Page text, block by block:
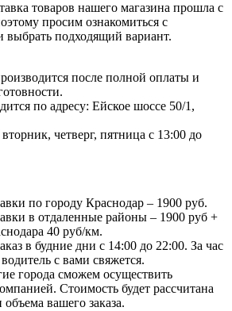
товаров нашего магазина прошла с
просим ознакомиться с
выбрать подходящий вариант.
после полной оплаты и
по адресу: Ейское шоссе 50/1,
четверг, пятница с 13:00 до
по городу Краснодар – 1900 руб.
в отдаленные районы – 1900 руб +
40 руб/км.
в будние дни с 14:00 до 22:00. За час
с вами свяжется.
города сможем осуществить
Стоимость будет рассчитана
объема вашего заказа.